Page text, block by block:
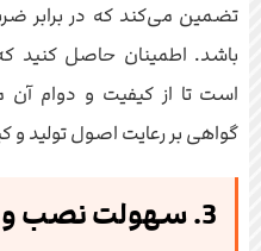
تضمین می‌کند که در برابر
باشد. اطمینان حاصل کنید که
است تا از کیفیت و دوام
گواهی بر رعایت اصول تولید
3. سهولت نصب و نگهداری